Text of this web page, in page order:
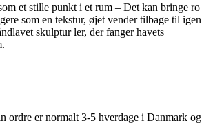
et stille punkt i et rum – Det kan bringe ro
som en tekstur, øjet vender tilbage til igen
skulptur ler, der fanger havets
ordre er normalt 3-5 hverdage i Danmark og